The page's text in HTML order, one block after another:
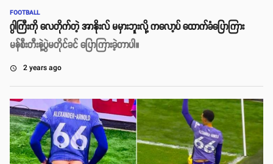
FOOTBALL
ဂွါကြီးကို လေတိုက်တဲ့ အာနိုးလ် မမှားဘူးလို့ ကလော့ပ် ထောက်ခံပြောကြား
မန်စီးတီးနဲ့ပွဲမတိုင်ခင် ပြောကြားခဲ့တာပါ။
access_time 2 years ago